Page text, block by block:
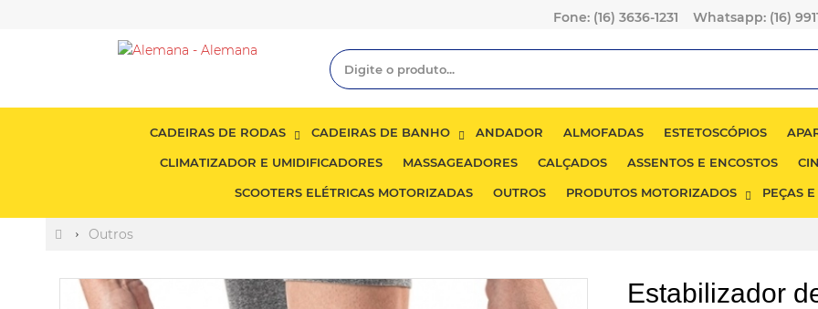
Fone: (16) 3636-1231 Whatsapp: (16)
CADEIRAS DE RODAS CADEIRAS DE BANHO ANDADOR ALMOFADAS ESTETOSCÓPIOS
CLIMATIZADOR E UMIDIFICADORES MASSAGEADORES CALÇADOS ASSENTOS E ENCOSTOS
SCOOTERS ELÉTRICAS MOTORIZADAS OUTROS PRODUTOS MOTORIZADOS PEÇAS
Outros
Estabilizador